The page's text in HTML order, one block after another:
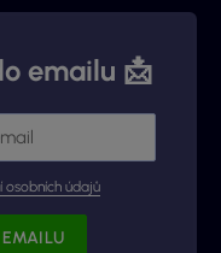
emailu 📩
osobních údajů